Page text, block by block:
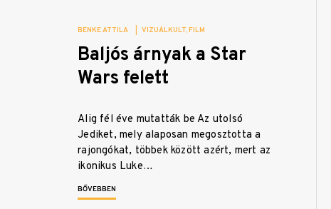
BENKE ATTILA VIZUÁLKULT FILM
Baljós árnyak a Star
Wars felett
Alig fél éve mutatták be Az utolsó
Jediket, mely alaposan megosztotta a
rajongókat, többek között azért, mert az
ikonikus Luke…
BŐVEBBEN